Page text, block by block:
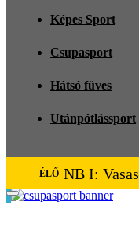
Képes Sport
Csupasport
Hátsó füves
Utánpótlássport
ÉLŐ NB I: